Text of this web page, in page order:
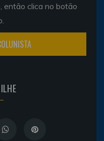
então clica no botão